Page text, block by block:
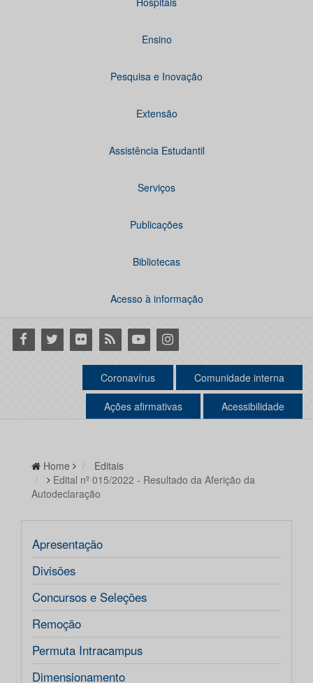
Ensino
Pesquisa e Inovação
Extensão
Assistência Estudantil
Serviços
Publicações
Bibliotecas
Acesso à informação
Facebook
Twitter Flickr RSS YoutubeInstagram
Coronavírus Comunidade interna
Ações afirmativas Acessibilidade
Home
Editais
Edital nº 015/2022 - Resultado da Aferição da
Autodeclaração
Apresentação
Divisões
Concursos e Seleções
Remoção
Permuta Intracampus
Dimensionamento